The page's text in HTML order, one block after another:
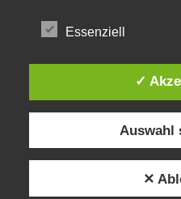
Essenziell
✓
Auswahl
✕